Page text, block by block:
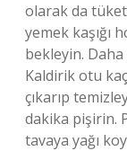
olarak da
yemek kaşığı
bekleyin.
Kaldirik otu
çıkarıp
dakika pişirin.
tavaya yağı